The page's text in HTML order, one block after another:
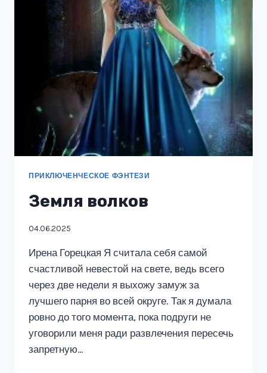
ПРИКЛЮЧЕНЧЕСКОЕ ФЭНТЕЗИ
Земля волков
04.06.2025
Ирена Горецкая Я считала себя самой
счастливой невестой на свете, ведь всего
через две недели я выхожу замуж за
лучшего парня во всей округе. Так я думала
ровно до того момента, пока подруги не
уговорили меня ради развлечения пересечь
запретную…